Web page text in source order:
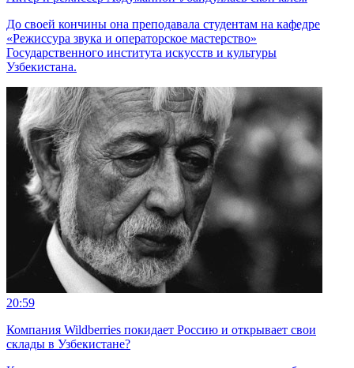
До своей кончины она преподавала студентам на кафедре
«Режиссура звука и операторское мастерство»
Государственного института искусств и культуры
Узбекистана.
20:59
Компания Wildberries покидает Россию и открывает свои
склады в Узбекистане?